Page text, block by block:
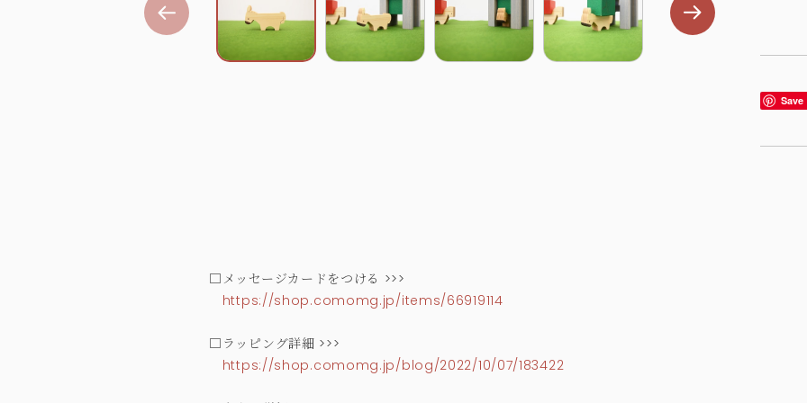
Save
□メッセージカードをつける >>>
https://shop.comomg.jp/items/66919114
□ラッピング詳細 >>>
https://shop.comomg.jp/blog/2022/10/07/183422